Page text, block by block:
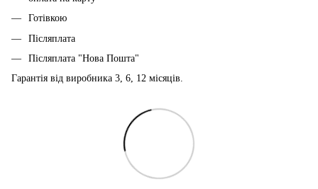
Готівкою
Післяплата
Післяплата "Нова Пошта"
Гарантія від виробника 3, 6, 12 місяців.